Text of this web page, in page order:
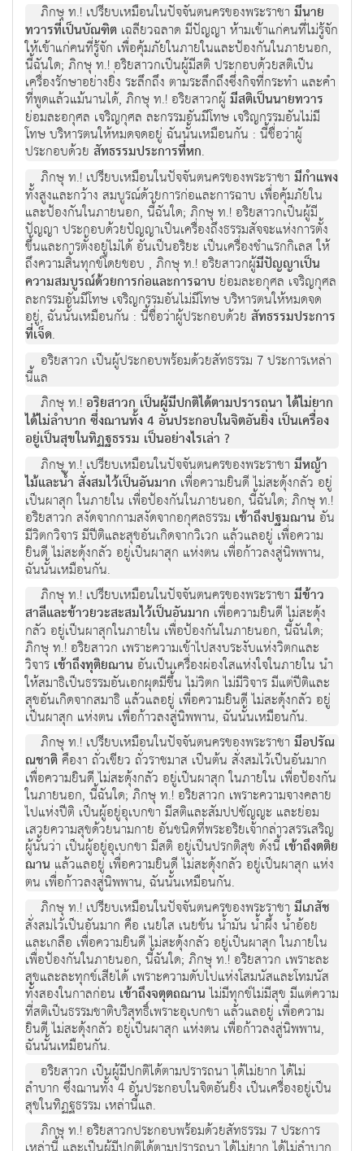
ภิกษุ ท.! เปรียบเหมือนในปัจจันตนครของพระราชามีนาย
ทวารที่เป็นบัณฑิต เฉลียวฉลาด มีปัญญา ห้ามเข้าแก่คนที่ไม่รู้จัก
ให้เข้าแก่คนที่รู้จัก เพื่อคุ้มภัยในภายในและป้องกันในภายนอก,
นี้ฉันใด; ภิกษุ ท.! อริยสาวกเป็นผู้มีสติ ประกอบด้วยสติเป็น
เครื่องรักษาอย่างยิ่ง ระลึกถึง ตามระลึกถึงซึ่งกิจที่กระทำ และคำ
ที่พูดแล้วแม้นานได้, ภิกษุ ท.! อริยสาวกผู้มีสติเป็นนายทวาร
ย่อมละอกุศล เจริญกุศล ละกรรมอันมีโทษ เจริญกรรมอันไม่มี
โทษ บริหารตนให้หมดจดอยู่ ฉันนั้นเหมือนกัน : นี้ชื่อว่าผู้
ประกอบด้วย สัทธรรมประการที่หก.
ภิกษุ ท.! เปรียบเหมือนในปัจจันตนครของพระราชามีกำแพง
ทั้งสูงและกว้าง สมบูรณ์ด้วยการก่อและการฉาบ เพื่อคุ้มภัยใน
และป้องกันในภายนอก, นี้ฉันใด; ภิกษุ ท.! อริยสาวกเป็นผู้มี
ปัญญา ประกอบด้วยปัญญาเป็นเครื่องถึงธรรมสัจจะแห่งการตั้ง
ขึ้นและการตั้งอยู่ไม่ได้ อันเป็นอริยะ เป็นเครื่องชำแรกกิเลส ให้
ถึงความสิ้นทุกข์โดยชอบ , ภิกษุ ท.! อริยสาวกผู้มีปัญญาเป็น
ความสมบูรณ์ด้วยการก่อและการฉาบ ย่อมละอกุศล เจริญกุศล
ละกรรมอันมีโทษ เจริญกรรมอันไม่มีโทษ บริหารตนให้หมดจด
อยู่, ฉันนั้นเหมือนกัน : นี้ชื่อว่าผู้ประกอบด้วย สัทธรรมประการ
ที่เจ็ด.
อริยสาวก เป็นผู้ประกอบพร้อมด้วยสัทธรรม 7 ประการเหล่า
นี้แล
ภิกษุ ท.!อริยสาวก เป็นผู้มีปกติได้ตามปรารถนา ได้ไม่ยาก
ได้ไม่ลำบาก ซึ่งฌานทั้ง 4 อันประกอบในจิตอันยิ่ง เป็นเครื่อง
อยู่เป็นสุขในทิฏฐธรรม เป็นอย่างไรเล่า ?
ภิกษุ ท.! เปรียบเหมือนในปัจจันตนครของพระราชามีหญ้า
ไม้และน้ำ สั่งสมไว้เป็นอันมาก เพื่อความยินดี ไม่สะดุ้งกลัว อยู่
เป็นผาสุก ในภายใน เพื่อป้องกันในภายนอก, นี้ฉันใด; ภิกษุ ท.!
อริยสาวก สงัดจากกามสงัดจากอกุศลธรรม เข้าถึงปฐมฌาน อัน
มีวิตกวิจาร มีปีติและสุขอันเกิดจากวิเวก แล้วแลอยู่ เพื่อความ
ยินดี ไม่สะดุ้งกลัว อยู่เป็นผาสุก แห่งตน เพื่อก้าวลงสู่นิพพาน,
ฉันนั้นเหมือนกัน.
ภิกษุ ท.! เปรียบเหมือนในปัจจันตนครของพระราชามีข้าว
สาลีและข้าวยวะสะสมไว้เป็นอันมาก เพื่อความยินดี ไม่สะดุ้ง
กลัว อยู่เป็นผาสุกในภายใน เพื่อป้องกันในภายนอก, นี้ฉันใด;
ภิกษุ ท.! อริยสาวก เพราะความเข้าไปสงบระงับแห่งวิตกและ
วิจาร เข้าถึงทุติยฌาน อันเป็นเครื่องผ่องใสแห่งใจในภายใน นำ
ให้สมาธิเป็นธรรมอันเอกผุดมีขึ้น ไม่วิตก ไม่มีวิจาร มีแต่ปีติและ
สุขอันเกิดจากสมาธิ แล้วแลอยู่ เพื่อความยินดี ไม่สะดุ้งกลัว อยู่
เป็นผาสุก แห่งตน เพื่อก้าวลงสู่นิพพาน, ฉันนั้นเหมือนกัน.
ภิกษุ ท.! เปรียบเหมือนในปัจจันตนครของพระราชามีอปรัณ
ณชาติคืองา ถั่วเขียว ถั่วราชมาส เป็นต้น สั่งสมไว้เป็นอันมาก
เพื่อความยินดี ไม่สะดุ้งกลัว อยู่เป็นผาสุก ในภายใน เพื่อป้องกัน
ในภายนอก, นี้ฉันใด; ภิกษุ ท.! อริยสาวก เพราะความจางคลาย
ไปแห่งปีติ เป็นผู้อยู่อุเบกขา มีสติและสัมปปชัญญะ และย่อม
เสวยความสุขด้วยนามกาย อันชนิดที่พระอริยเจ้ากล่าวสรรเสริญ
ผู้นั้นว่า เป็นผู้อยู่อุเบกขา มีสติ อยู่เป็นปรกติสุข ดังนี้ เข้าถึงตติย
ฌาน แล้วแลอยู่ เพื่อความยินดี ไม่สะดุ้งกลัว อยู่เป็นผาสุก แห่ง
ตน เพื่อก้าวลงสู่นิพพาน, ฉันนั้นเหมือนกัน.
ภิกษุ ท.! เปรียบเหมือนในปัจจันตนครของพระราชามีเภสัช
สั่งสมไว้เป็นอันมาก คือ เนยใส เนยข้น น้ำมัน น้ำผึ้ง น้ำอ้อย
และเกลือ เพื่อความยินดี ไม่สะดุ้งกลัว อยู่เป็นผาสุก ในภายใน
เพื่อป้องกันในภายนอก, นี้ฉันใด; ภิกษุ ท.! อริยสาวก เพราะละ
สุขและละทุกข์เสียได้ เพราะความดับไปแห่งโสมนัสและโทมนัส
ทั้งสองในกาลก่อน เข้าถึงจตุตถฌานไม่มีทุกข์ไม่มีสุข มีแต่ความ
ที่สติเป็นธรรมชาติบริสุทธิ์เพราะอุเบกขา แล้วแลอยู่ เพื่อความ
ยินดี ไม่สะดุ้งกลัว อยู่เป็นผาสุก แห่งตน เพื่อก้าวลงสู่นิพพาน,
ฉันนั้นเหมือนกัน.
อริยสาวก เป็นผู้มีปกติได้ตามปรารถนา ได้ไม่ยาก ได้ไม่
ลำบาก ซึ่งฌานทั้ง 4 อันประกอบในจิตอันยิ่ง เป็นเครื่องอยู่เป็น
สุขในทิฏฐธรรม เหล่านี้แล.
ภิกษุ ท.! อริยสาวกประกอบพร้อมด้วยสัทธรรม 7 ประการ